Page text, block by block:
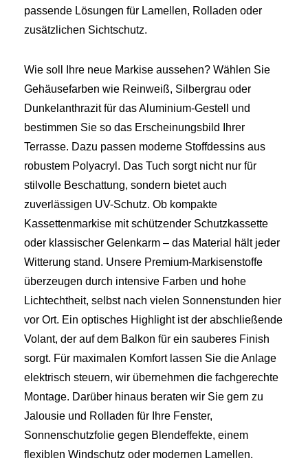
passende Lösungen für Lamellen, Rolladen oder
zusätzlichen Sichtschutz.
Wie soll Ihre neue Markise aussehen? Wählen Sie
Gehäusefarben wie Reinweiß, Silbergrau oder
Dunkelanthrazit für das Aluminium-Gestell und
bestimmen Sie so das Erscheinungsbild Ihrer
Terrasse. Dazu passen moderne Stoffdessins aus
robustem Polyacryl. Das Tuch sorgt nicht nur für
stilvolle Beschattung, sondern bietet auch
zuverlässigen UV-Schutz. Ob kompakte
Kassettenmarkise mit schützender Schutzkassette
oder klassischer Gelenkarm – das Material hält jeder
Witterung stand. Unsere Premium-Markisenstoffe
überzeugen durch intensive Farben und hohe
Lichtechtheit, selbst nach vielen Sonnenstunden hier
vor Ort. Ein optisches Highlight ist der abschließende
Volant, der auf dem Balkon für ein sauberes Finish
sorgt. Für maximalen Komfort lassen Sie die Anlage
elektrisch steuern, wir übernehmen die fachgerechte
Montage. Darüber hinaus beraten wir Sie gern zu
Jalousie und Rolladen für Ihre Fenster,
Sonnenschutzfolie gegen Blendeffekte, einem
flexiblen Windschutz oder modernen Lamellen.